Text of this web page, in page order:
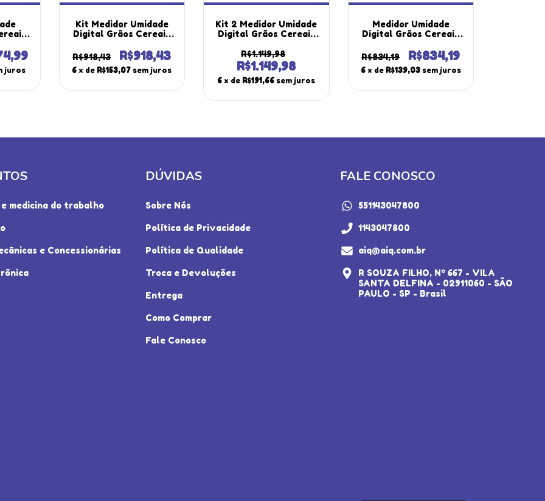
650
juros
Kit Medidor Umidade
Digital Grãos Cereais
Mug-650 Portátil
Instrutherm Maleta
Alumínio Ma-800
R$918,43 R$918,43
6 x de R$153,07 sem juros
Kit 2 Medidor Umidade
Digital Grãos Cereais
60°C Luz Fundo
Alarme Hold Mug-650
Portátil Instrutherm
R$1.149,98
R$1.149,98
6 x de R$191,66 sem juros
Medidor Umidade
Digital Grãos Cereais
60°C Luz Fundo
Alarme Hold Mug-650
Portátil Com
R$834,19 R$834,19
6 x de R$139,03 sem juros
medicina do trabalho
e Concessionárias
DÚVIDAS
Sobre Nós
Política de Privacidade
Política de Qualidade
Troca e Devoluções
Entrega
Como Comprar
Fale Conosco
FALE CONOSCO
551143047800
1143047800
aiq@aiq.com.br
R SOUZA FILHO, Nº 667 - VILA
SANTA DELFINA - 02911060 - SÃO
PAULO - SP - Brasil